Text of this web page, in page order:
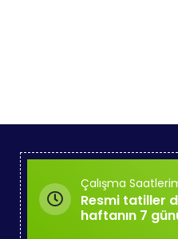
Çalışma
Resmi tatiller
haftanın 7